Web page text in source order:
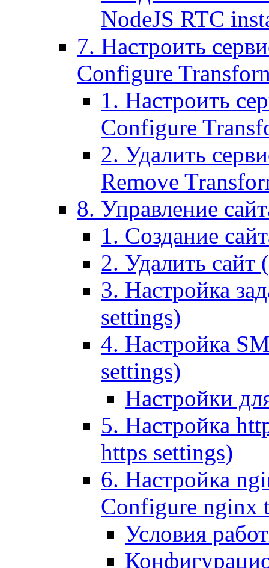
NodeJS RTC
7. Настроить
Configure
1. Настроить
Configure
2. Удалить
Remove
8. Управление
1. Создание
2. Удалить сайт
3. Настройка
settings)
4. Настройка
settings)
Настройки
5. Настройка
https settings)
6. Настройка
Configure nginx
Условия